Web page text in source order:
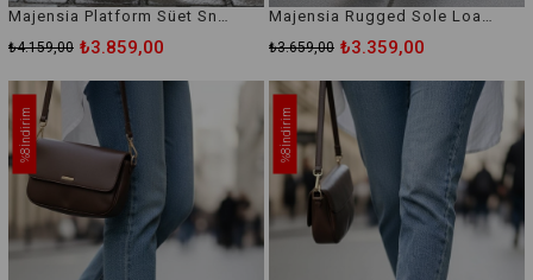
Majensia Platform Süet Sneaker Ayakkabı
₺3.859,00
₺4.159,00
Majensia Rugged Sole Loafer Ayakkabı
₺3.359,00
₺3.659,00
%8
İndirim
%8
İndirim